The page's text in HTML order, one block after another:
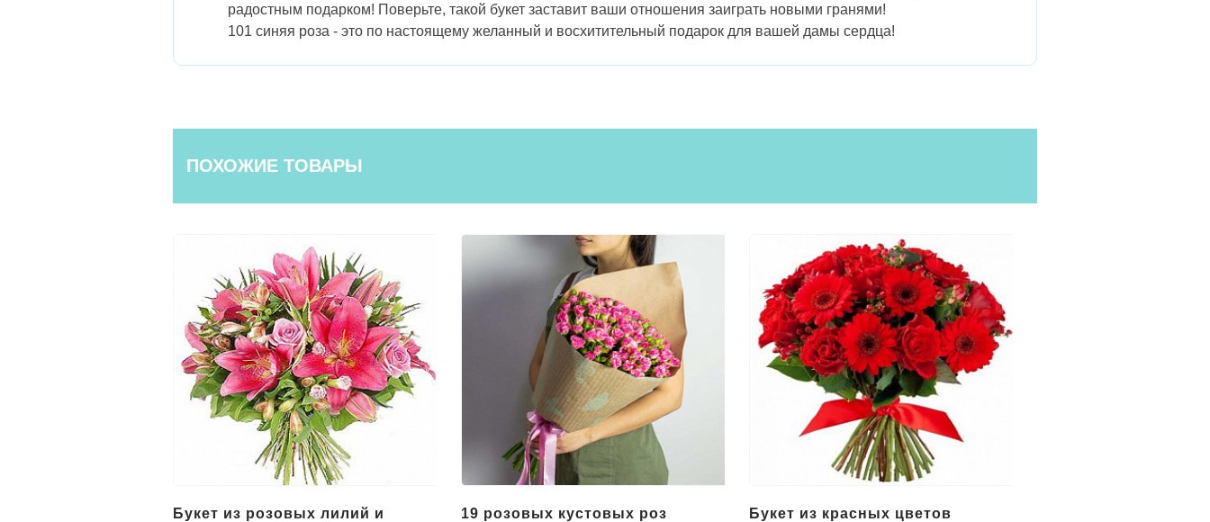
радостным подарком! Поверьте, такой букет заставит ваши отношения заиграть новыми гранями!
101 синяя роза - это по настоящему желанный и восхитительный подарок для вашей дамы сердца!
ПОХОЖИЕ ТОВАРЫ
19 розовых кустовых роз
Букет из красных цветов
Букет цветов в корзине